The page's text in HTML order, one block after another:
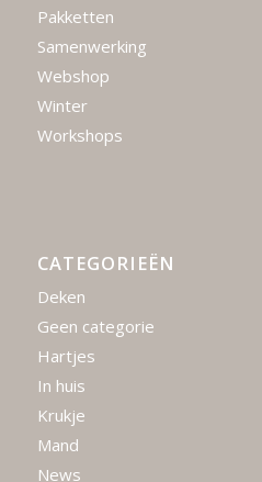
Pakketten
Samenwerking
Webshop
Winter
Workshops
CATEGORIEËN
Deken
Geen categorie
Hartjes
In huis
Krukje
Mand
News